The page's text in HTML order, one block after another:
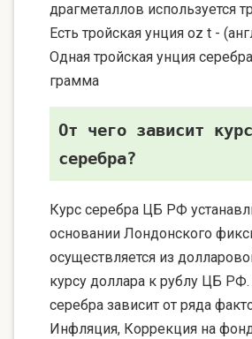
драгметаллов используется
Есть тройская унция oz t -
Одная тройская унция
грамма
От чего зависит курс
серебра?
Курс серебра ЦБ РФ
основании Лондонского
осуществляется из
курсу доллара к рублу ЦБ
серебра зависит от ряда
Инфляция, Коррекция на